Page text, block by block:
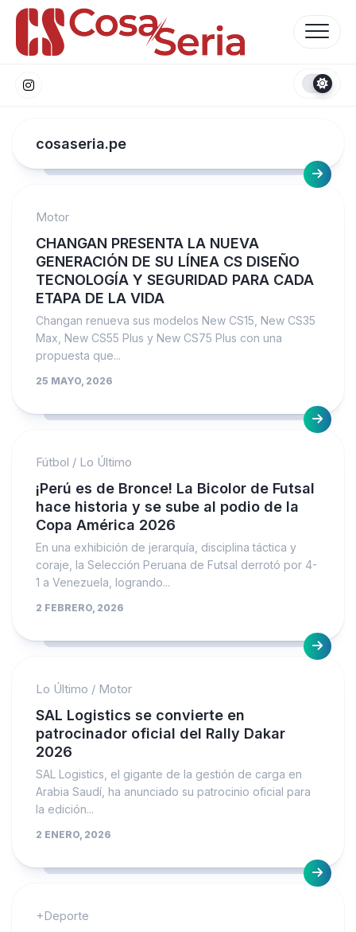
Skip
content
cosaseria.pe
Motor
CHANGAN PRESENTA LA NUEVA
GENERACIÓN DE SU LÍNEA CS DISEÑO
TECNOLOGÍA Y SEGURIDAD PARA CADA
ETAPA DE LA VIDA
Changan renueva sus modelos New CS15, New CS35
Max, New CS55 Plus y New CS75 Plus con una
propuesta que...
25 MAYO, 2026
Fútbol / Lo Último
¡Perú es de Bronce! La Bicolor de Futsal
hace historia y se sube al podio de la
Copa América 2026
En una exhibición de jerarquía, disciplina táctica y
coraje, la Selección Peruana de Futsal derrotó por 4-
1 a Venezuela, logrando...
2 FEBRERO, 2026
Lo Último / Motor
SAL Logistics se convierte en
patrocinador oficial del Rally Dakar
2026
SAL Logistics, el gigante de la gestión de carga en
Arabia Saudí, ha anunciado su patrocinio oficial para
la edición...
2 ENERO, 2026
+Deporte